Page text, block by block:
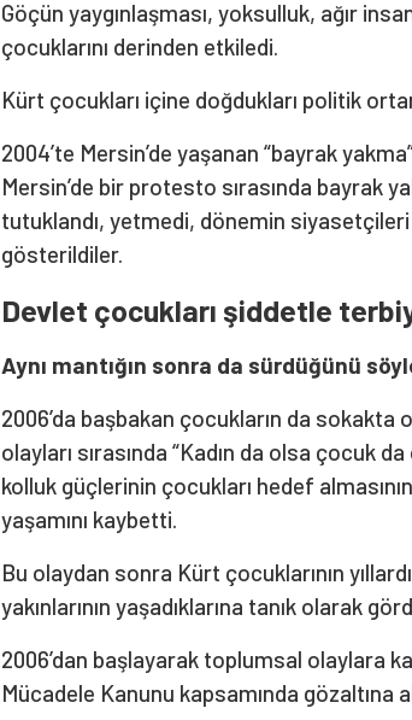
Göçün yaygınlaşması, yoksulluk, ağır
çocuklarını derinden etkiledi.
Kürt çocukları içine doğdukları politik
2004’te Mersin’de yaşanan “bayrak
Mersin’de bir protesto sırasında bayrak
tutuklandı, yetmedi, dönemin
gösterildiler.
Devlet çocukları şiddetle
Aynı mantığın sonra da sürdüğünü
2006’da başbakan çocukların da sokakta
olayları sırasında “Kadın da olsa çocuk
kolluk güçlerinin çocukları hedef
yaşamını kaybetti.
Bu olaydan sonra Kürt çocuklarının
yakınlarının yaşadıklarına tanık olarak
2006’dan başlayarak toplumsal olaylara
Mücadele Kanunu kapsamında gözaltına